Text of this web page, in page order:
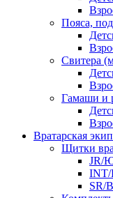
Пояса,
Свитера
Гамаши и
Вратарская
Щитки
JR/
INT/
SR/